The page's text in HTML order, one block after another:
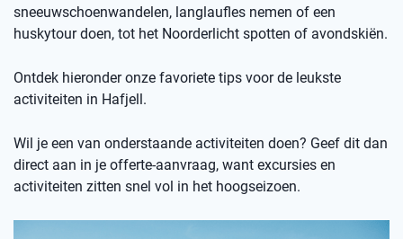
sneeuwschoenwandelen, langlaufles nemen of een
huskytour doen, tot het Noorderlicht spotten of avondskiën.
Ontdek hieronder onze favoriete tips voor de leukste
activiteiten in Hafjell.
Wil je een van onderstaande activiteiten doen? Geef dit dan
direct aan in je offerte-aanvraag, want excursies en
activiteiten zitten snel vol in het hoogseizoen.